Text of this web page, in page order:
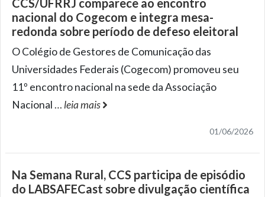
CCS/UFRRJ comparece ao encontro
nacional do Cogecom e integra mesa-
redonda sobre período de defeso eleitoral
O Colégio de Gestores de Comunicação das
Universidades Federais (Cogecom) promoveu seu
11º encontro nacional na sede da Associação
Nacional …leia mais
01/06/2026
Na Semana Rural, CCS participa de episódio
do LABSAFECast sobre divulgação científica